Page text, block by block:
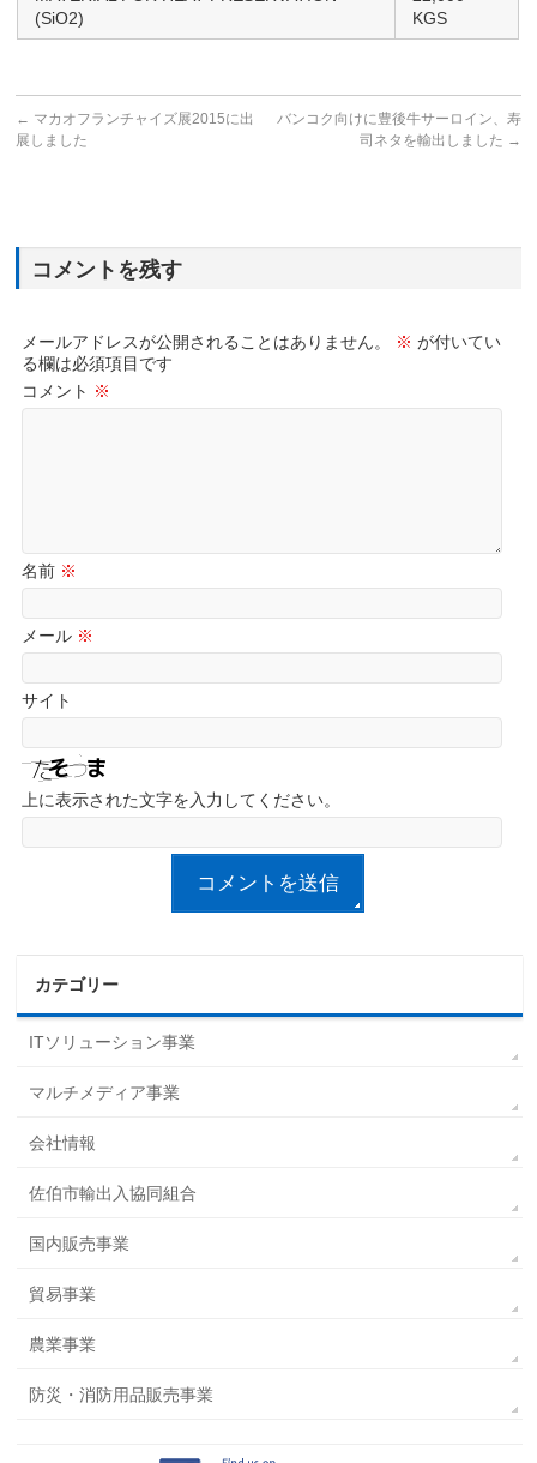
(SiO2)
KGS
← マカオフランチャイズ展2015に出
展しました
バンコク向けに豊後牛サーロイン、寿
司ネタを輸出しました →
コメントを残す
メールアドレスが公開されることはありません。 ※ が付いてい
る欄は必須項目です
コメント ※
名前 ※
メール ※
サイト
上に表示された文字を入力してください。
カテゴリー
ITソリューション事業
マルチメディア事業
会社情報
佐伯市輸出入協同組合
国内販売事業
貿易事業
農業事業
防災・消防用品販売事業